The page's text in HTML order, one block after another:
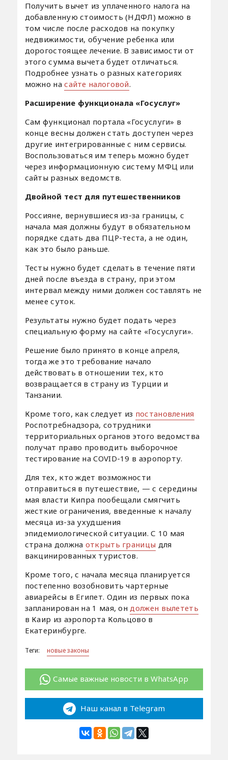
Получить вычет из уплаченного налога на
добавленную стоимость (НДФЛ) можно в
том числе после расходов на покупку
недвижимости, обучение ребенка или
дорогостоящее лечение. В зависимости от
этого сумма вычета будет отличаться.
Подробнее узнать о разных категориях
можно насайте налоговой.
Расширение функционала «Госуслуг»
Сам функционал портала «Госуслуги» в
конце весны должен стать доступен через
другие интегрированные с ним сервисы.
Воспользоваться им теперь можно будет
через информационную систему МФЦ или
сайты разных ведомств.
Двойной тест для путешественников
Россияне, вернувшиеся из-за границы, с
начала мая должны будут в обязательном
порядке сдать два ПЦР-теста, а не один,
как это было раньше.
Тесты нужно будет сделать в течение пяти
дней после въезда в страну, при этом
интервал между ними должен составлять не
менее суток.
Результаты нужно будет подать через
специальную форму на сайте «Госуслуги».
Решение было принято в конце апреля,
тогда же это требование начало
действовать в отношении тех, кто
возвращается в страну из Турции и
Танзании.
Кроме того, как следует из постановления
Роспотребнадзора, сотрудники
территориальных органов этого ведомства
получат право проводить выборочное
тестирование на COVID-19 в аэропорту.
Для тех, кто ждет возможности
отправиться в путешествие, — с середины
мая власти Кипра пообещали смягчить
жесткие ограничения, введенные к началу
месяца из-за ухудшения
эпидемиологической ситуации. С 10 мая
страна должна открыть границы для
вакцинированных туристов.
Кроме того, с начала месяца планируется
постепенно возобновить чартерные
авиарейсы в Египет. Один из первых пока
запланирован на 1 мая, ондолжен вылететь
в Каир из аэропорта Кольцово в
Екатеринбурге.
Теги: новые законы
Самые важные новости в WhatsApp
Наш канал в Telegram